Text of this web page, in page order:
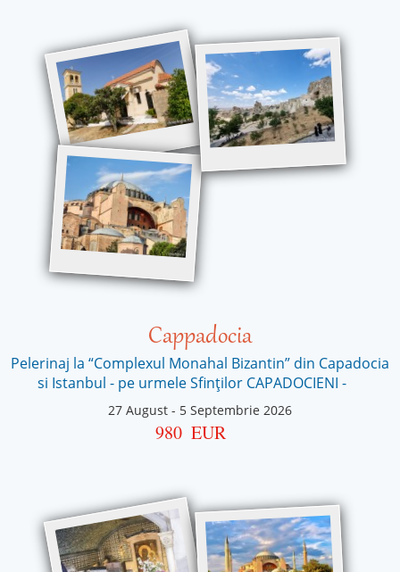
Cappadocia
Pelerinaj la “Complexul Monahal Bizantin” din Capadocia
si Istanbul - pe urmele Sfinților CAPADOCIENI -
27 August - 5 Septembrie 2026
980 EUR